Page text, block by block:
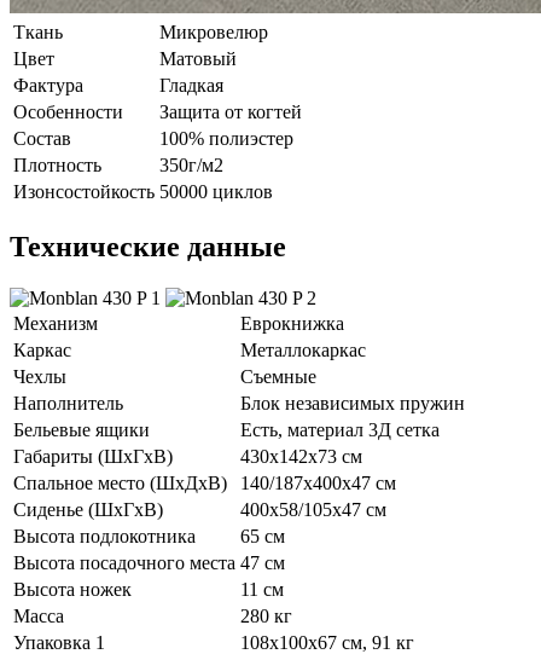
Ткань
Микровелюр
Цвет
Матовый
Фактура
Гладкая
Особенности
Защита от когтей
Состав
100% полиэстер
Плотность
350г/м2
Изонсостойкость 50000 циклов
Технические данные
Механизм
Еврокнижка
Каркас
Металлокаркас
Чехлы
Съемные
Наполнитель
Блок независимых пружин
Бельевые ящики
Есть, материал 3Д сетка
Габариты (ШхГхВ)
430х142х73 см
Спальное место (ШхДхВ)
140/187х400х47 см
Сиденье (ШхГхВ)
400х58/105х47 см
Высота подлокотника
65 см
Высота посадочного места 47 см
Высота ножек
11 см
Масса
280 кг
Упаковка 1
108х100х67 см, 91 кг